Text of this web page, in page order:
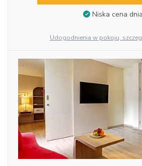
Niska cena dnia
Udogodnienia w pokoju,